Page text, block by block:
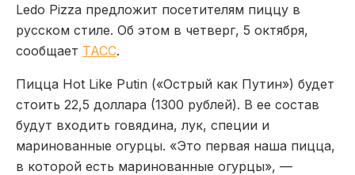
Ledo Pizza предложит посетителям пиццу в
русском стиле. Об этом в четверг, 5 октября,
сообщает ТАСС.
Пицца Hot Like Putin («Острый как Путин») будет
стоить 22,5 доллара (1300 рублей). В ее состав
будут входить говядина, лук, специи и
маринованные огурцы. «Это первая наша пицца,
в которой есть маринованные огурцы», —